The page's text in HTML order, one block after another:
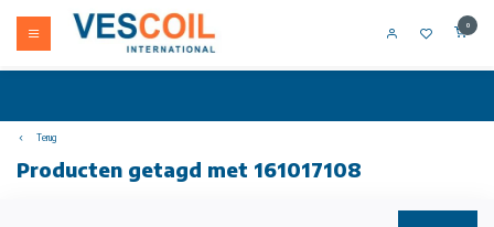
0
Terug
Producten getagd met 161017108